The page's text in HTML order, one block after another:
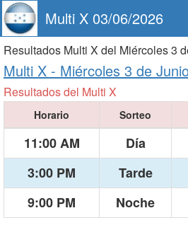
Multi X 03/06/2026
Resultados Multi X del Miércoles 3
Multi X - Miércoles 3 de
Resultados del Multi X
Horario Sorteo
11:00 AM Día
3:00 PM
Tarde
9:00 PM
Noche